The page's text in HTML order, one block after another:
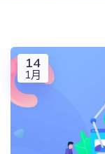
14
1月